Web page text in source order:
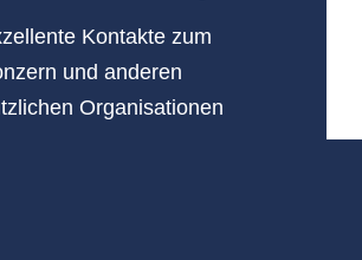
Kontakte zum
und anderen
Organisationen